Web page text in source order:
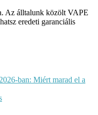
Az álltalunk közölt VAPE
eredeti garanciális
ban: Miért marad el a